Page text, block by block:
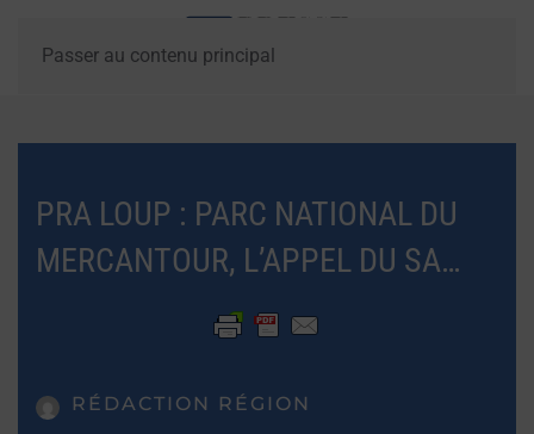
Passer au contenu principal
PRA LOUP : PARC NATIONAL DU
MERCANTOUR, L’APPEL DU SA…
RÉDACTION RÉGION